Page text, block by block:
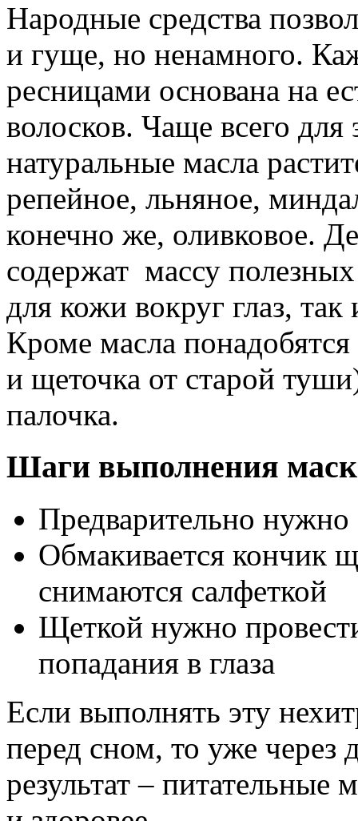
Народные средства
и гуще, но ненамного.
ресницами основана на
волосков. Чаще всего для
натуральные масла
репейное, льняное,
конечно же, оливковое.
содержат массу
для кожи вокруг глаз,
Кроме масла
и щеточка от старой
палочка.
Шаги выполнения
Предварительно
Обмакивается кончик
снимаются салфеткой
Щеткой нужно
попадания в глаза
Если выполнять эту
перед сном, то уже через
результат –